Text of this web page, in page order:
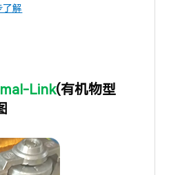
了解
Link(有机物型